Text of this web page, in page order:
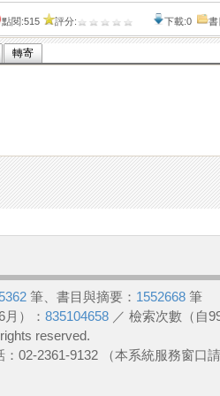
點閱:515 評分: 下載:0 書
轉寄
筆、書目與摘要： 1552668 筆
）： 835104658 ／ 檢索次數（自
reserved.
02-2361-9132 （本系統服務窗口請